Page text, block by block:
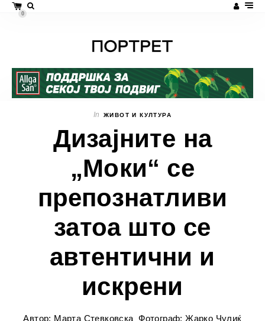
0
In ЖИВОТ И КУЛТУРА
Дизајните на
„Моки“ се
препознатливи
затоа што се
автентични и
искрени
Автор: Марта Стевковска Фотограф: Жарко Чулиќ